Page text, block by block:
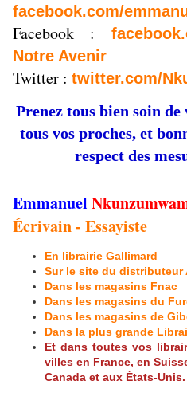
facebook.com/
Facebook :
Notre Avenir
Twitter : twitter.com/
Prenez tous bien soin
tous vos proches, et
respect des
Emmanuel
Écrivain - Essayiste
En librairie Gallimard
Sur le site du distributeur
Dans les magasins Fnac
Dans les magasins du
Dans les magasins de
Dans la plus grande
Et dans toutes vos
villes en France, en
Canada et aux États-Unis.